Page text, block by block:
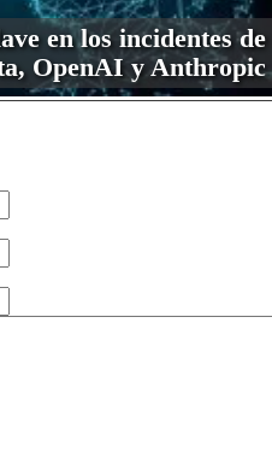
en los incidentes de
OpenAI y Anthropic